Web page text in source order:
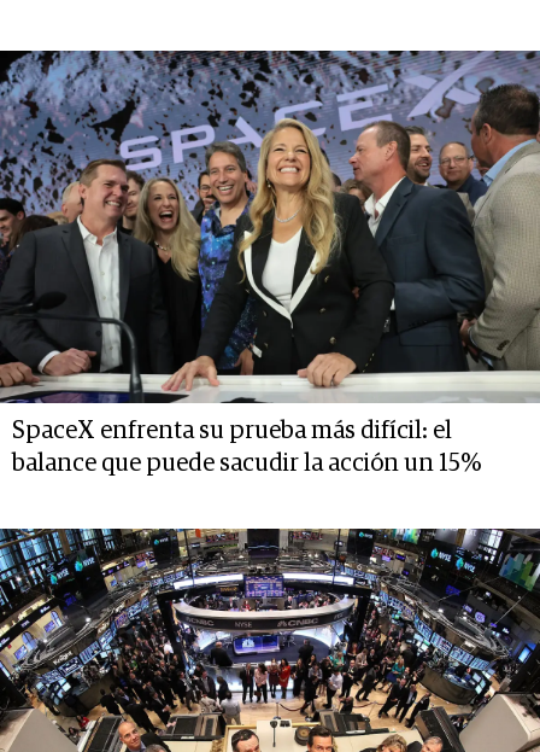
SpaceX enfrenta su prueba más difícil: el
balance que puede sacudir la acción un 15%